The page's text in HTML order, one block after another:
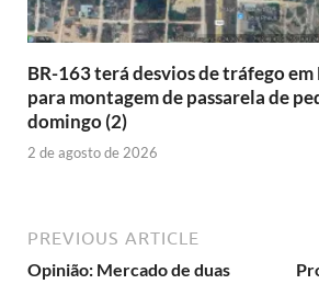
BR-163 terá desvios de tráfego
para montagem de passarela de
domingo (2)
2 de agosto de 2026
PREVIOUS ARTICLE
Opinião: Mercado de duas